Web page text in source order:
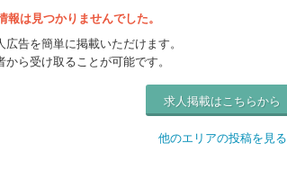
は見つかりませんでした。
告を簡単に掲載いただけます。
ら受け取ることが可能です。
求人掲載はこちらから
他のエリアの投稿を見る